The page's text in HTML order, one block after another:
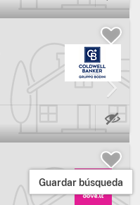
Guardar búsqueda